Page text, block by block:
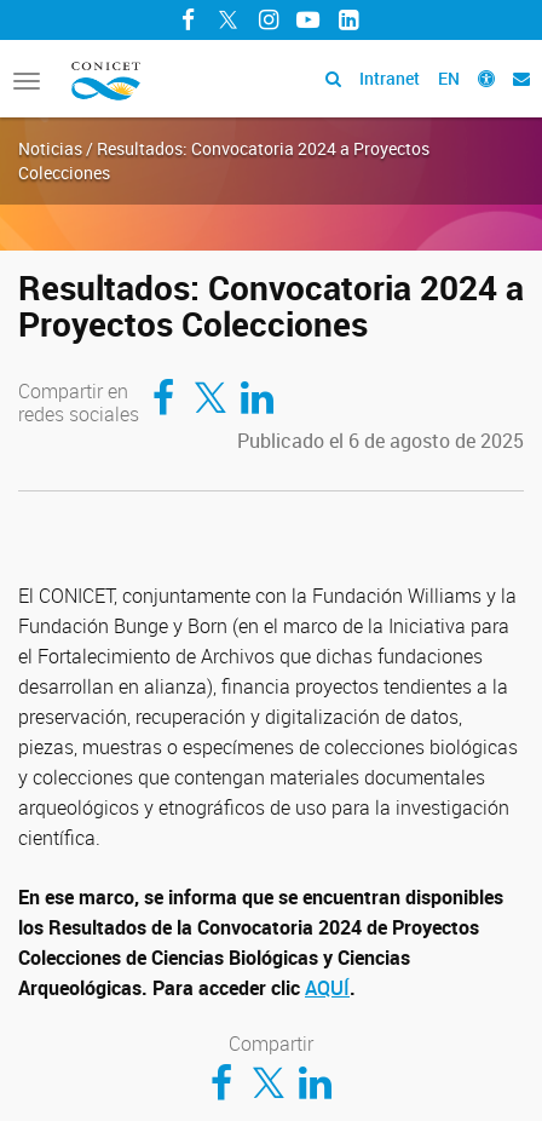
Facebook
TwitterInstagram
YouTubeLinkedIn
Toggle
navigation
Intranet EN
Noticias / Resultados: Convocatoria 2024 a Proyectos
Colecciones
Resultados: Convocatoria 2024 a
Proyectos Colecciones
Compartir en
redes sociales
Compartir en Facebook
Compartir en TwitterCompartir en LinkedIn
Publicado el 6 de agosto de 2025
El CONICET, conjuntamente con la Fundación Williams y la
Fundación Bunge y Born (en el marco de la Iniciativa para
el Fortalecimiento de Archivos que dichas fundaciones
desarrollan en alianza), financia proyectos tendientes a la
preservación, recuperación y digitalización de datos,
piezas, muestras o especímenes de colecciones biológicas
y colecciones que contengan materiales documentales
arqueológicos y etnográficos de uso para la investigación
científica.
En ese marco, se informa que se encuentran disponibles
los Resultados de la Convocatoria 2024 de Proyectos
Colecciones de Ciencias Biológicas y Ciencias
Arqueológicas. Para acceder clicAQUÍ.
Compartir
Compartir en Facebook
Compartir en TwitterCompartir en LinkedIn